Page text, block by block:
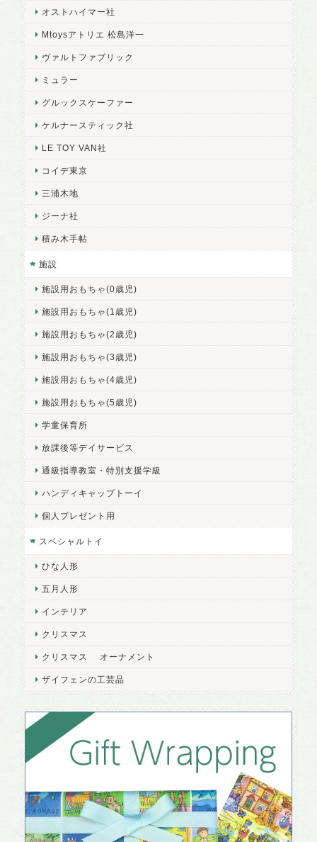
オストハイマー社
Mtoysアトリエ 松島洋一
ヴァルトファブリック
ミュラー
グルックスケーファー
ケルナースティック社
LE TOY VAN社
コイデ東京
三浦木地
ジーナ社
積み木手帖
施設
施設用おもちゃ(0歳児)
施設用おもちゃ(1歳児)
施設用おもちゃ(2歳児)
施設用おもちゃ(3歳児)
施設用おもちゃ(4歳児)
施設用おもちゃ(5歳児)
学童保育所
放課後等デイサービス
通級指導教室・特別支援学級
ハンディキャップトーイ
個人プレゼント用
スペシャルトイ
ひな人形
五月人形
インテリア
クリスマス
クリスマス オーナメント
ザイフェンの工芸品